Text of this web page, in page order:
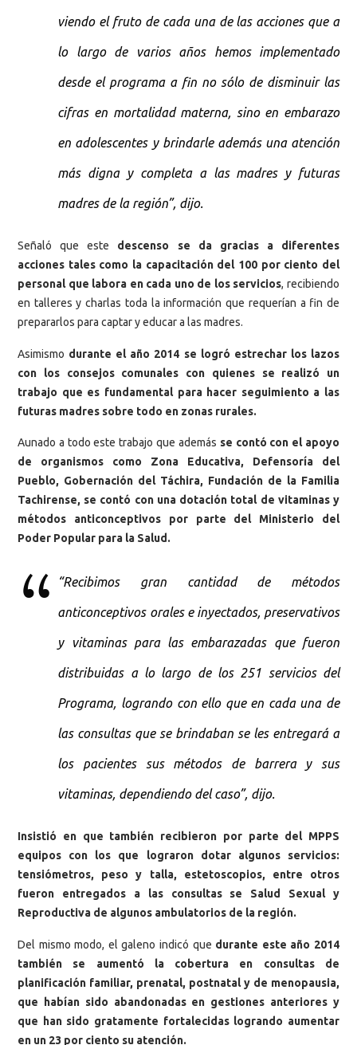
viendo el fruto de cada una de las acciones que a
lo largo de varios años hemos implementado
desde el programa a fin no sólo de disminuir las
cifras en mortalidad materna, sino en embarazo
en adolescentes y brindarle además una atención
más digna y completa a las madres y futuras
madres de la región”, dijo.
Señaló que este descenso se da gracias a diferentes
acciones tales como la capacitación del 100 por ciento del
personal que labora en cada uno de los servicios, recibiendo
en talleres y charlas toda la información que requerían a fin de
prepararlos para captar y educar a las madres.
Asimismo durante el año 2014 se logró estrechar los lazos
con los consejos comunales con quienes se realizó un
trabajo que es fundamental para hacer seguimiento a las
futuras madres sobre todo en zonas rurales.
Aunado a todo este trabajo que además se contó con el apoyo
de organismos como Zona Educativa, Defensoría del
Pueblo, Gobernación del Táchira, Fundación de la Familia
Tachirense, se contó con una dotación total de vitaminas y
métodos anticonceptivos por parte del Ministerio del
Poder Popular para la Salud.
“Recibimos gran cantidad de métodos
anticonceptivos orales e inyectados, preservativos
y vitaminas para las embarazadas que fueron
distribuidas a lo largo de los 251 servicios del
Programa, logrando con ello que en cada una de
las consultas que se brindaban se les entregará a
los pacientes sus métodos de barrera y sus
vitaminas, dependiendo del caso”, dijo.
Insistió en que también recibieron por parte del MPPS
equipos con los que lograron dotar algunos servicios:
tensiómetros, peso y talla, estetoscopios, entre otros
fueron entregados a las consultas se Salud Sexual y
Reproductiva de algunos ambulatorios de la región.
Del mismo modo, el galeno indicó que durante este año 2014
también se aumentó la cobertura en consultas de
planificación familiar, prenatal, postnatal y de menopausia,
que habían sido abandonadas en gestiones anteriores y
que han sido gratamente fortalecidas logrando aumentar
en un 23 por ciento su atención.